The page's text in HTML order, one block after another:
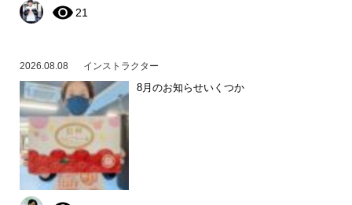
21
2026.08.08 インストラクター
8月のお知らせいくつか